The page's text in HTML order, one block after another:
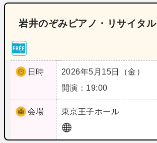
岩井のぞみピアノ・リサイタル
日時
2026年5月15日（金）
開演：19:00
会場 東京王子ホール